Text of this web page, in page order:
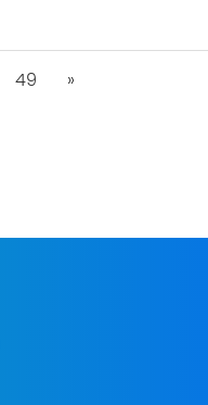
49 »